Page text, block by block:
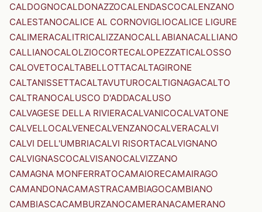
CALDOGNOCALDONAZZOCALENDASCOCALENZANO
CALESTANOCALICE AL CORNOVIGLIOCALICE LIGURE
CALIMERACALITRICALIZZANOCALLABIANACALLIANO
CALLIANOCALOLZIOCORTECALOPEZZATICALOSSO
CALOVETOCALTABELLOTTACALTAGIRONE
CALTANISSETTACALTAVUTUROCALTIGNAGACALTO
CALTRANOCALUSCO D'ADDACALUSO
CALVAGESE DELLA RIVIERACALVANICOCALVATONE
CALVELLOCALVENECALVENZANOCALVERACALVI
CALVI DELL'UMBRIACALVI RISORTACALVIGNANO
CALVIGNASCOCALVISANOCALVIZZANO
CAMAGNA MONFERRATOCAMAIORECAMAIRAGO
CAMANDONACAMASTRACAMBIAGOCAMBIANO
CAMBIASCACAMBURZANOCAMERANACAMERANO